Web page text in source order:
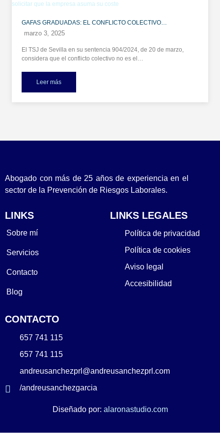
GAFAS GRADUADAS: EL CONFLICTO COLECTIVO…
marzo 3, 2025
El TSJ de Sevilla en su sentencia 904/2024, de 20 de marzo,
considera que el conflicto colectivo no es el…
Leer más
Abogado con más de 25 años de experiencia en el
sector de la Prevención de Riesgos Laborales.
LINKS
Sobre mí
Servicios
Contacto
Blog
LINKS LEGALES
Política de privacidad
Política de cookies
Aviso legal
Accesibilidad
CONTACTO
657 741 115
657 741 115
andreusanchezprl@andreusanchezprl.com
/andreusanchezgarcia
Diseñado por: alaronastudio.com